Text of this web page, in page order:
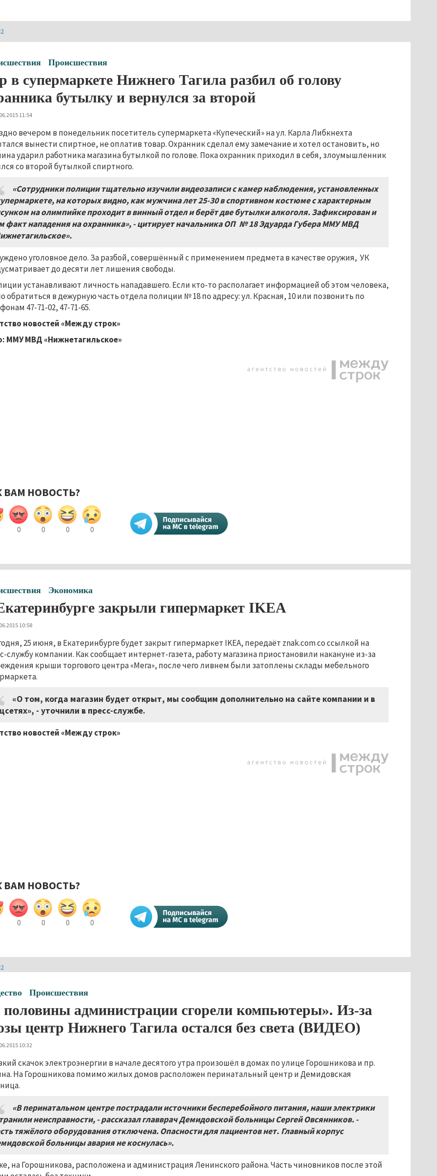
Происшествия
в супермаркете Нижнего Тагила разбил об голову
бутылку и вернулся за второй
11:54
вечером в понедельник посетитель супермаркета «Купеческий» на ул. Карла Либкнехта
вынести спиртное, не оплатив товар. Охранник сделал ему замечание и хотел остановить, но
ударил работника магазина бутылкой по голове. Пока охранник приходил в себя, злоумышленник
со второй бутылкой спиртного.
«Сотрудники полиции тщательно изучили видеозаписи с камер наблюдения, установленных
на которых видно, как мужчина лет 25-30 в спортивном костюме с характерным
на олимпийке проходит в винный отдел и берёт две бутылки алкоголя. Зафиксирован и
факт нападения на охранника», - цитирует начальника ОП № 18 Эдуарда Губера ММУ МВД
уголовное дело. За разбой, совершённый с применением предмета в качестве оружия, УК
до десяти лет лишения свободы.
устанавливают личность нападавшего. Если кто-то располагает информацией об этом человека,
обратиться в дежурную часть отдела полиции № 18 по адресу: ул. Красная, 10 или позвонить по
47-71-02, 47-71-65.
новостей «Между строк»
ММУ МВД «Нижнетагильское»
ВАМ НОВОСТЬ?
0 0 0 0
Экономика
закрыли гипермаркет IKEA
10:58
25 июня, в Екатеринбурге будет закрыт гипермаркет IKEA, передаёт znak.com со ссылкой на
службу компании. Как сообщает интернет-газета, работу магазина приостановили накануне из-за
крыши торгового центра «Мега», после чего ливнем были затоплены склады мебельного
«О том, когда магазин будет открыт, мы сообщим дополнительно на сайте компании и в
- уточнили в пресс-службе.
новостей «Между строк»
ВАМ НОВОСТЬ?
0 0 0 0
Происшествия
администрации сгорели компьютеры». Из-за
центр Нижнего Тагила остался без света (ВИДЕО)
10:32
скачок электроэнергии в начале десятого утра произошёл в домах по улице Горошникова и пр.
На Горошникова помимо жилых домов расположен перинатальный центр и Демидовская
«В перинатальном центре пострадали источники бесперебойного питания, наши электрики
неисправности, - рассказал главврач Демидовской больницы Сергей Овсянников. -
тяжёлого оборудования отключена. Опасности для пациентов нет. Главный корпус
больницы авария не коснулась».
на Горошникова, расположена и администрация Ленинского района. Часть чиновников после этой